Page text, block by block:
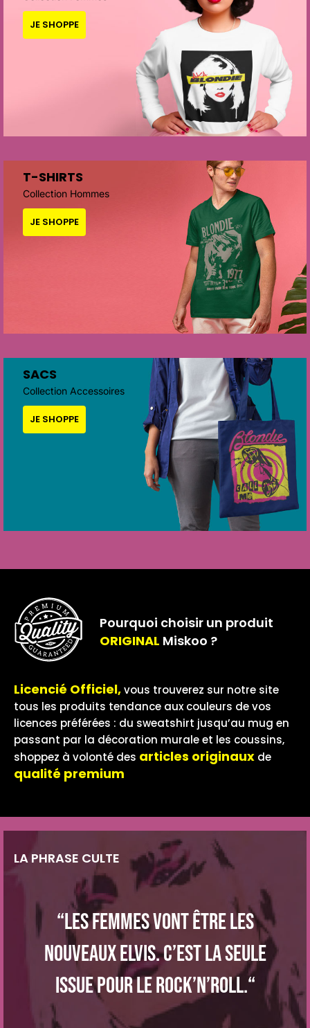
JE SHOPPE
T-SHIRTS
Collection Hommes
JE SHOPPE
SACS
Collection Accessoires
JE SHOPPE
Pourquoi choisir un produit
ORIGINAL Miskoo ?
Licencié Officiel,vous trouverez sur notre site
tous les produits tendance aux couleurs de vos
licences préférées : du sweatshirt jusqu’au mug en
passant par la décoration murale et les coussins,
shoppez à volonté des articles originaux de
qualité premium
LA PHRASE CULTE
“Les femmes vont être les
nouveaux Elvis. C’est la seule
issue pour le rock’n’roll.“